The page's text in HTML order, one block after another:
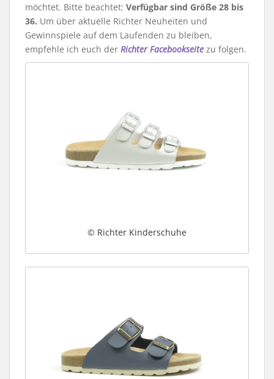
möchtet. Bitte beachtet: Verfügbar sind Größe 28 bis
36. Um über aktuelle Richter Neuheiten und
Gewinnspiele auf dem Laufenden zu bleiben,
empfehle ich euch der Richter Facebookseite zu folgen.
© Richter Kinderschuhe